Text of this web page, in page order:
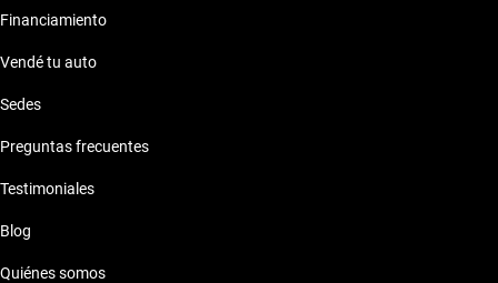
Financiamiento
Vendé tu auto
Sedes
Preguntas frecuentes
Testimoniales
Blog
Quiénes somos